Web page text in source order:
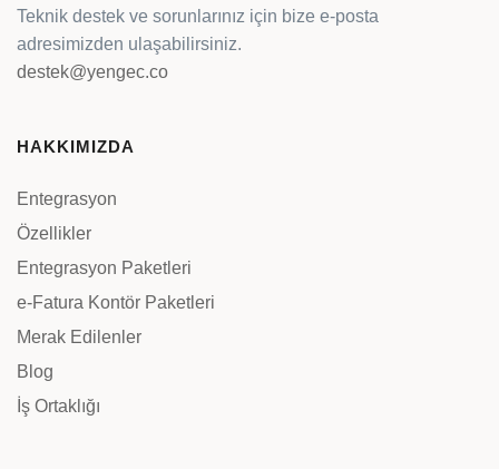
Teknik destek ve sorunlarınız için bize e-posta
adresimizden ulaşabilirsiniz.
destek@yengec.co
HAKKIMIZDA
Entegrasyon
Özellikler
Entegrasyon Paketleri
e-Fatura Kontör Paketleri
Merak Edilenler
Blog
İş Ortaklığı